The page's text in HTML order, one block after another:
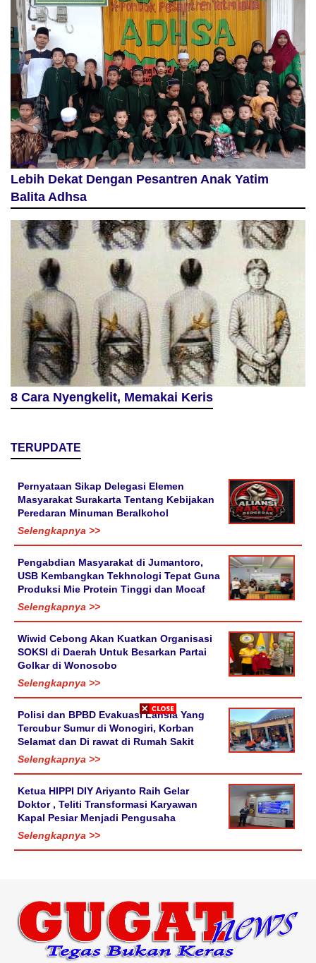
Lebih Dekat Dengan Pesantren Anak Yatim
Balita Adhsa
8 Cara Nyengkelit, Memakai Keris
TERUPDATE
Pernyataan Sikap Delegasi Elemen
Masyarakat Surakarta Tentang Kebijakan
Peredaran Minuman Beralkohol
Selengkapnya >>
Pengabdian Masyarakat di Jumantoro,
USB Kembangkan Tekhnologi Tepat Guna
Produksi Mie Protein Tinggi dan Mocaf
Selengkapnya >>
Wiwid Cebong Akan Kuatkan Organisasi
SOKSI di Daerah Untuk Besarkan Partai
Golkar di Wonosobo
Selengkapnya >>
Polisi dan BPBD Evakuasi Lansia Yang
Tercubur Sumur di Wonogiri, Korban
Selamat dan Di rawat di Rumah Sakit
Selengkapnya >>
Ketua HIPPI DIY Ariyanto Raih Gelar
Doktor , Teliti Transformasi Karyawan
Kapal Pesiar Menjadi Pengusaha
Selengkapnya >>